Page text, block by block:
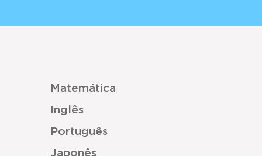
Matemática
Inglês
Português
Japonês